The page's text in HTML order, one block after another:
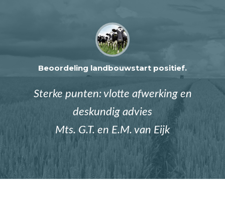
Beoordeling landbouwstart positief.
Sterke punten: vlotte afwerking en
deskundig advies
Mts. G.T. en E.M. van Eijk